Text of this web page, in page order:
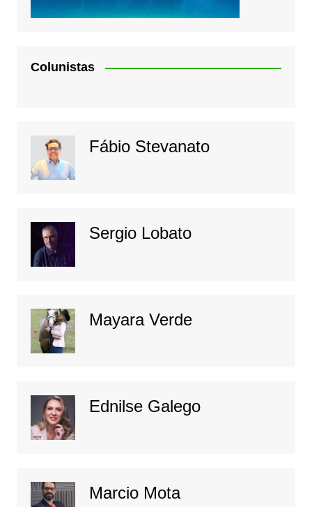
Colunistas
Fábio Stevanato
Sergio Lobato
Mayara Verde
Ednilse Galego
Marcio Mota